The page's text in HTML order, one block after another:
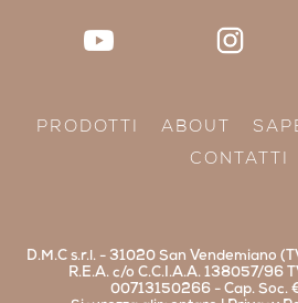
PRODOTTI ABOUT
CONTATTI
D.M.C s.r.l. - 31020 San Vendemiano
R.E.A. c/o C.C.I.A.A. 138057/96
00713150266 - Cap. Soc.